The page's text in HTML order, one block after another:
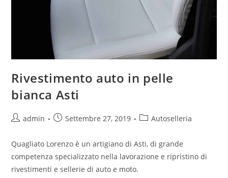
Rivestimento auto in pelle
bianca Asti
admin Settembre 27, 2019 Autoselleria
Quagliato Lorenzo è un artigiano di Asti, di grande
competenza specializzato nella lavorazione e ripristino di
rivestimenti e sellerie di auto e moto.